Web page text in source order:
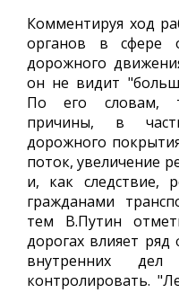
Комментируя ход
органов в сфере
дорожного
он не видит
По его словам,
причины, в
дорожного
поток, увеличение
и, как следствие,
гражданами
тем В.Путин
дорогах влияет
внутренних
контролировать.